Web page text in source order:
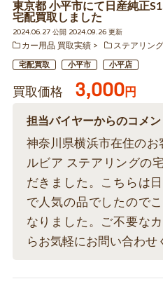
東京都 小平市にて日産純正
宅配買取しました
2024.06.27 公開 2024.09.26 更新
カー用品 買取実績
ステアリン
宅配買取 小平市 小平店
買取価格 3,000円
担当バイヤーからのコメン
神奈川県横浜市在住のお
ルビア ステアリングの
だきました。こちらは
で人気の品でしたので
なりました。ご不要な
らお気軽にお問い合わせ